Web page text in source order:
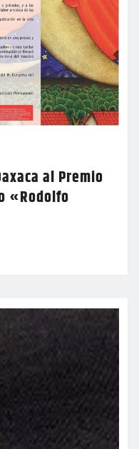
al Premio
«Rodolfo